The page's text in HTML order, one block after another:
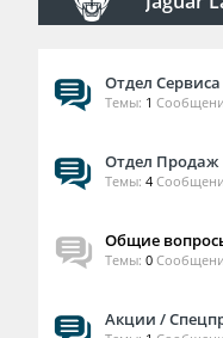
Отдел Сервиса
Темы: 1
Отдел Продаж
Темы: 4
Общие
Темы: 0
Акции /